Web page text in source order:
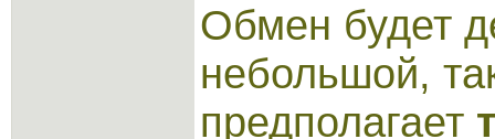
Обмен будет
небольшой,
предполагает